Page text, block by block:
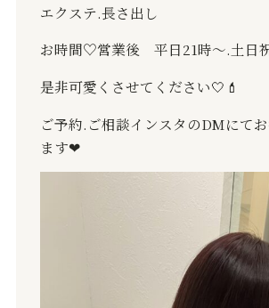
エクステ.長さ出し
お時間♡営業後 平日21時〜.土日
是非可愛くさせてください🤍💄
ご予約. ご相談インスタのDMにて
ます❤︎